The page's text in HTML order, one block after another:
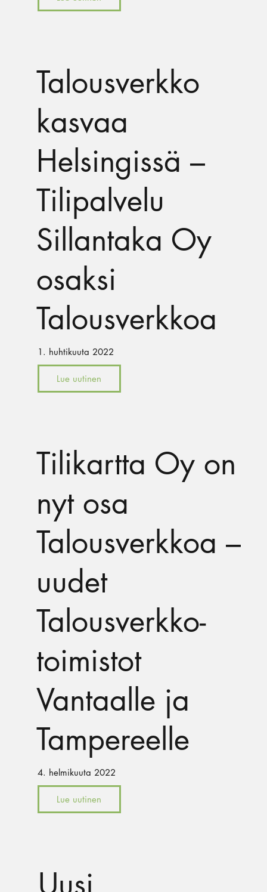
Talousverkko
kasvaa
Helsingissä –
Tilipalvelu
Sillantaka Oy
osaksi
Talousverkkoa
1. huhtikuuta 2022
Lue uutinen
Tilikartta Oy on
nyt osa
Talousverkkoa –
uudet
Talousverkko-
toimistot
Vantaalle ja
Tampereelle
4. helmikuuta 2022
Lue uutinen
Uusi